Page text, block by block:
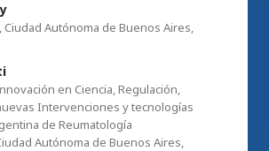
Ciudad Autónoma de Buenos Aires,
en Ciencia, Regulación,
Intervenciones y tecnologías
de Reumatología
Autónoma de Buenos Aires,